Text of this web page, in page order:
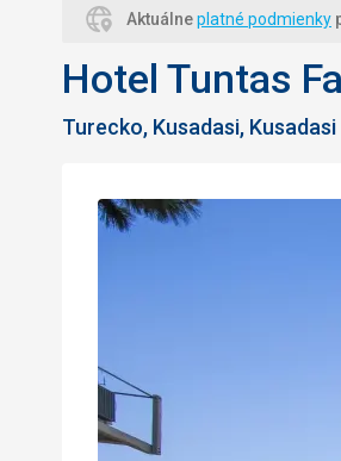
Aktuálneplatné podmienky
Hotel Tuntas
Turecko, Kusadasi, Kusadasi